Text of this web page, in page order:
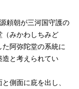
頼朝が三河国守護の
（みかわしちみど
阿弥陀堂の系統に
造と考えられてい
側面に庇を出し、